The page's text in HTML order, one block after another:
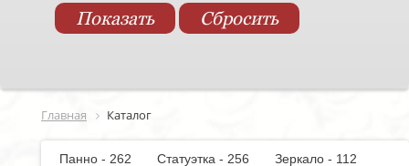
Главная Каталог
Панно - 262 Статуэтка - 256
Зеркало - 112